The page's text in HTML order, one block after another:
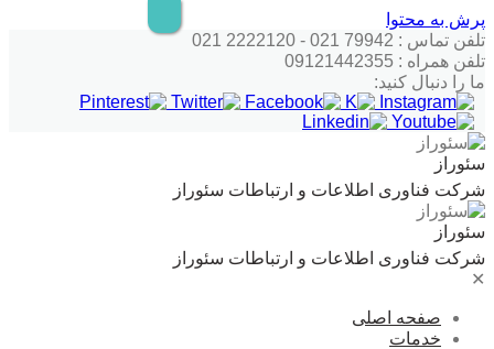
پرش به محتوا
تلفن تماس : 79942 021 - 2222120 021
تلفن همراه : 09121442355
ما را دنبال کنید:
سئوراز
شرکت فناوری اطلاعات و ارتباطات سئوراز
سئوراز
شرکت فناوری اطلاعات و ارتباطات سئوراز
✕
صفحه اصلی
خدمات